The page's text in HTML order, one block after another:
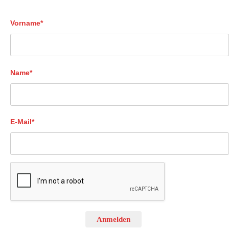
Vorname*
Name*
E-Mail*
Anmelden